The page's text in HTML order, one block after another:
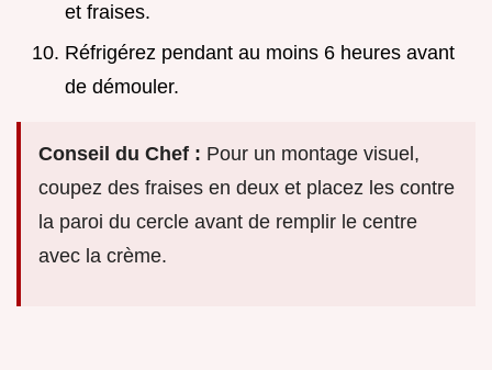
et fraises.
Réfrigérez pendant au moins 6 heures avant
de démouler.
Conseil du Chef : Pour un montage visuel,
coupez des fraises en deux et placez les contre
la paroi du cercle avant de remplir le centre
avec la crème.